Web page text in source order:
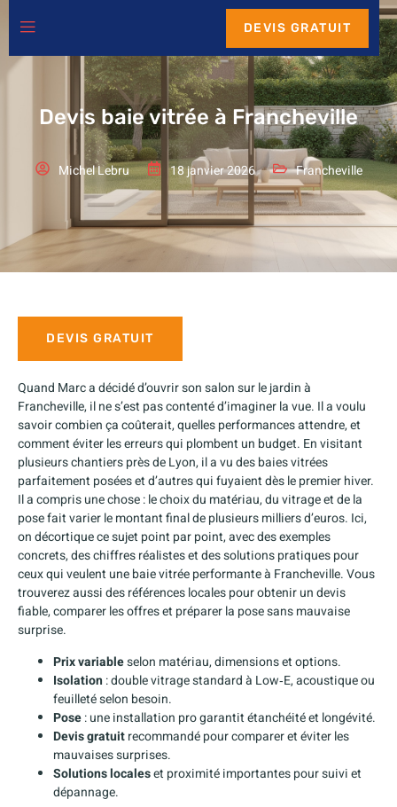
DEVIS GRATUIT
Devis baie vitrée à Francheville
Michel Lebru 18 janvier 2026 Francheville
DEVIS GRATUIT
Quand Marc a décidé d’ouvrir son salon sur le jardin à
Francheville, il ne s’est pas contenté d’imaginer la vue. Il a voulu
savoir combien ça coûterait, quelles performances attendre, et
comment éviter les erreurs qui plombent un budget. En visitant
plusieurs chantiers près de Lyon, il a vu des baies vitrées
parfaitement posées et d’autres qui fuyaient dès le premier hiver.
Il a compris une chose : le choix du matériau, du vitrage et de la
pose fait varier le montant final de plusieurs milliers d’euros. Ici,
on décortique ce sujet point par point, avec des exemples
concrets, des chiffres réalistes et des solutions pratiques pour
ceux qui veulent une baie vitrée performante à Francheville. Vous
trouverez aussi des références locales pour obtenir un devis
fiable, comparer les offres et préparer la pose sans mauvaise
surprise.
Prix variableselon matériau, dimensions et options.
Isolation: double vitrage standard à Low‑E, acoustique ou
feuilleté selon besoin.
Pose: une installation pro garantit étanchéité et longévité.
Devis gratuitrecommandé pour comparer et éviter les
mauvaises surprises.
Solutions localeset proximité importantes pour suivi et
dépannage.